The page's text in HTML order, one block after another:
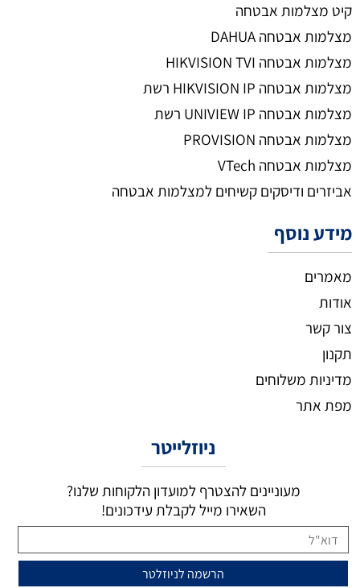
קיט מצלמות אבטחה
מצלמות אבטחה DAHUA
מצלמות אבטחה HIKVISION TVI
מצלמות אבטחה HIKVISION IP רשת
מצלמות אבטחה UNIVIEW IP רשת
מצלמות אבטחה PROVISION
מצלמות אבטחה VTech
אביזרים ודיסקים קשיחים למצלמות אבטחה
מידע נוסף
מאמרים
אודות
צור קשר
תקנון
מדיניות משלוחים
מפת אתר
ניוזלייטר
מעוניינים להצטרף למועדון הלקוחות שלנו?
השאירו מייל לקבלת עידכונים!